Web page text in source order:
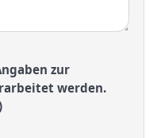
zur
werden.